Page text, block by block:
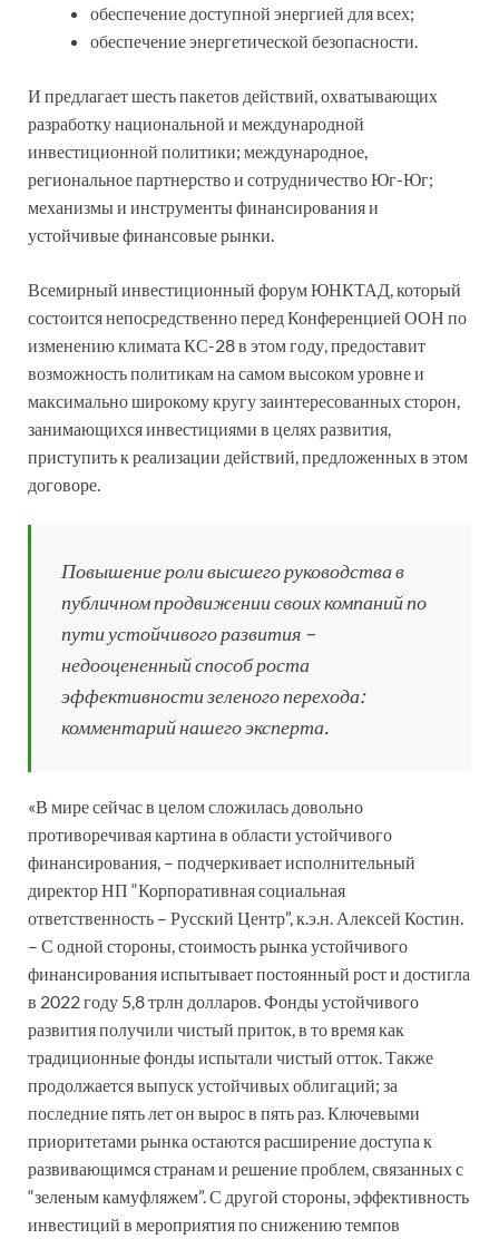
обеспечение доступной энергией для всех;
обеспечение энергетической безопасности.
И предлагает шесть пакетов действий, охватывающих
разработку национальной и международной
инвестиционной политики; международное,
региональное партнерство и сотрудничество Юг-Юг;
механизмы и инструменты финансирования и
устойчивые финансовые рынки.
Всемирный инвестиционный форум ЮНКТАД, который
состоится непосредственно перед Конференцией ООН по
изменению климата КС-28 в этом году, предоставит
возможность политикам на самом высоком уровне и
максимально широкому кругу заинтересованных сторон,
занимающихся инвестициями в целях развития,
приступить к реализации действий, предложенных в этом
договоре.
Повышение роли высшего руководства в
публичном продвижении своих компаний по
пути устойчивого развития –
недооцененный способ роста
эффективности зеленого перехода:
комментарий нашего эксперта.
«В мире сейчас в целом сложилась довольно
противоречивая картина в области устойчивого
финансирования, – подчеркивает исполнительный
директор НП “Корпоративная социальная
ответственность – Русский Центр”, к.э.н. Алексей Костин.
– С одной стороны, стоимость рынка устойчивого
финансирования испытывает постоянный рост и достигла
в 2022 году 5,8 трлн долларов. Фонды устойчивого
развития получили чистый приток, в то время как
традиционные фонды испытали чистый отток. Также
продолжается выпуск устойчивых облигаций; за
последние пять лет он вырос в пять раз. Ключевыми
приоритетами рынка остаются расширение доступа к
развивающимся странам и решение проблем, связанных с
“зеленым камуфляжем”. С другой стороны, эффективность
инвестиций в мероприятия по снижению темпов